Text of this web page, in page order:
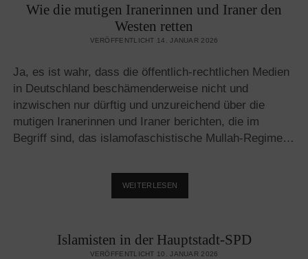
DEN
EROBERT
Wie die mutigen Iranerinnen und Iraner den
Westen retten
VERÖFFENTLICHT 14. JANUAR 2026
Ja, es ist wahr, dass die öffentlich-rechtlichen Medien
in Deutschland beschämenderweise nicht und
inzwischen nur dürftig und unzureichend über die
mutigen Iranerinnen und Iraner berichten, die im
Begriff sind, das islamofaschistische Mullah-Regime…
WEITERLESEN
DIE
UND
IRANER
Islamisten in der Hauptstadt-SPD
VERÖFFENTLICHT 10. JANUAR 2026